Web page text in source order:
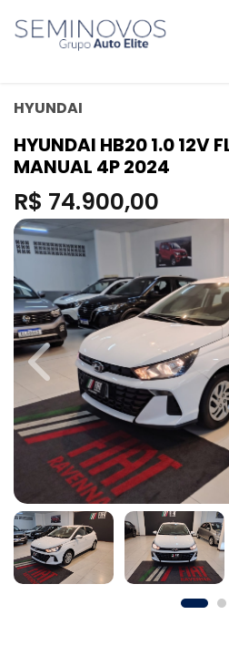
HYUNDAI
HYUNDAI HB20 1.0 12V
MANUAL 4P 2024
R$ 74.900,00
Previous